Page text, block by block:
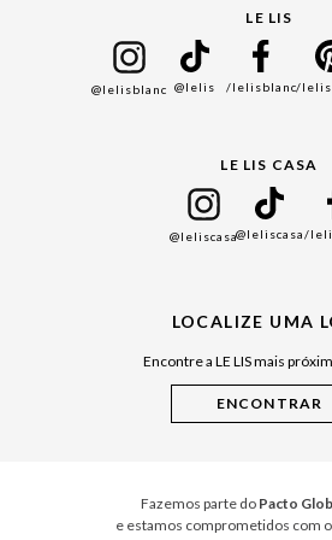
Black Friday
Cuidados Casa
LE LIS
@lelisblanc @lelis /lelisblanc/
LE LIS CASA
@leliscasa@leliscasa/
LOCALIZE UMA
Encontre a LE LIS mais
Fazemos parte do Pacto
e estamos comprometidos com